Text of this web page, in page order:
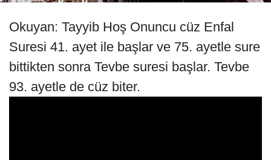
Okuyan: Tayyib Hoş Onuncu cüz Enfal
Suresi 41. ayet ile başlar ve 75. ayetle sure
bittikten sonra Tevbe suresi başlar. Tevbe
93. ayetle de cüz biter.